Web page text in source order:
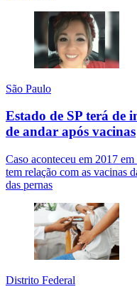
São Paulo
Estado de SP terá de
de andar após vacinas
Caso aconteceu em 2017
tem relação com as vacinas
das pernas
Distrito Federal